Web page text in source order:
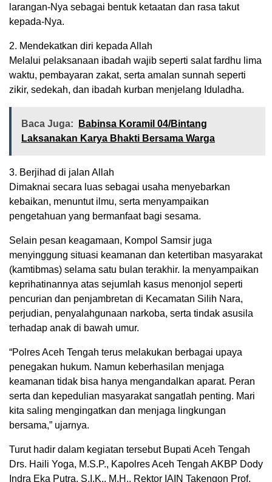
larangan-Nya sebagai bentuk ketaatan dan rasa takut
kepada-Nya.
2. Mendekatkan diri kepada Allah
Melalui pelaksanaan ibadah wajib seperti salat fardhu lima
waktu, pembayaran zakat, serta amalan sunnah seperti
zikir, sedekah, dan ibadah kurban menjelang Iduladha.
Baca Juga:
Babinsa Koramil 04/Bintang
Laksanakan Karya Bhakti Bersama Warga
3. Berjihad di jalan Allah
Dimaknai secara luas sebagai usaha menyebarkan
kebaikan, menuntut ilmu, serta menyampaikan
pengetahuan yang bermanfaat bagi sesama.
Selain pesan keagamaan, Kompol Samsir juga
menyinggung situasi keamanan dan ketertiban masyarakat
(kamtibmas) selama satu bulan terakhir. Ia menyampaikan
keprihatinannya atas sejumlah kasus menonjol seperti
pencurian dan penjambretan di Kecamatan Silih Nara,
perjudian, penyalahgunaan narkoba, serta tindak asusila
terhadap anak di bawah umur.
“Polres Aceh Tengah terus melakukan berbagai upaya
penegakan hukum. Namun keberhasilan menjaga
keamanan tidak bisa hanya mengandalkan aparat. Peran
serta dan kepedulian masyarakat sangatlah penting. Mari
kita saling mengingatkan dan menjaga lingkungan
bersama,” ujarnya.
Turut hadir dalam kegiatan tersebut Bupati Aceh Tengah
Drs. Haili Yoga, M.S.P., Kapolres Aceh Tengah AKBP Dody
Indra Eka Putra, S.I.K., M.H., Rektor IAIN Takengon Prof.